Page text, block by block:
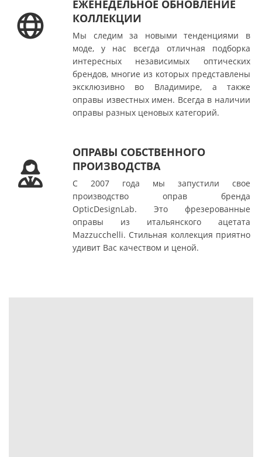
ЕЖЕНЕДЕЛЬНОЕ ОБНОВЛЕНИЕ
КОЛЛЕКЦИИ
Мы следим за новыми тенденциями в
моде, у нас всегда отличная подборка
интересных независимых оптических
брендов, многие из которых представлены
эксклюзивно во Владимире, а также
оправы известных имен. Всегда в наличии
оправы разных ценовых категорий.
ОПРАВЫ СОБСТВЕННОГО
ПРОИЗВОДСТВА
С 2007 года мы запустили свое
производство оправ бренда
OpticDesignLab. Это фрезерованные
оправы из итальянского ацетата
Mazzucchelli. Стильная коллекция приятно
удивит Вас качеством и ценой.